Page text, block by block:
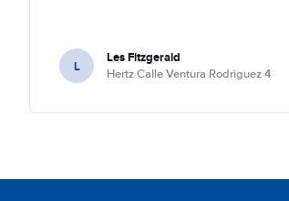
L Les Fitzgerald
Hertz Calle Ventura Rodriguez 4